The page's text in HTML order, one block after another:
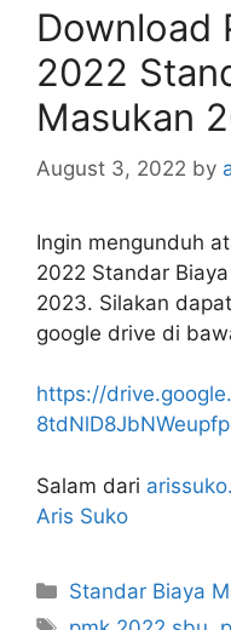
Download
2022
Masukan
August 3, 2022 by
Ingin mengunduh
2022 Standar
2023. Silakan
google drive di
https://
Salam dari
Aris Suko
Categories
Standar Biaya
Tags